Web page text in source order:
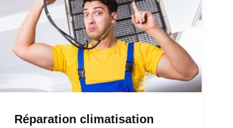
Réparation climatisation